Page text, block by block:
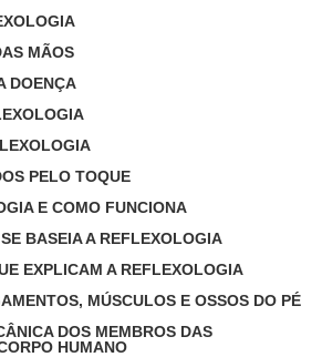
MÃOS
DOENÇA
PELO TOQUE
E COMO FUNCIONA
BASEIA A REFLEXOLOGIA
EXPLICAM A REFLEXOLOGIA
MÚSCULOS E OSSOS DO PÉ
DOS MEMBROS DAS
HUMANO